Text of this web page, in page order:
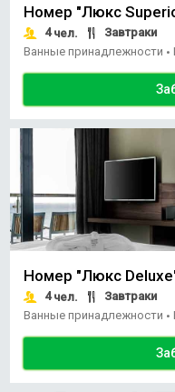
Номер "Люкс
4чел.
Завтраки
Ванные принадлежности •
Номер "Люкс
4чел.
Завтраки
Ванные принадлежности •